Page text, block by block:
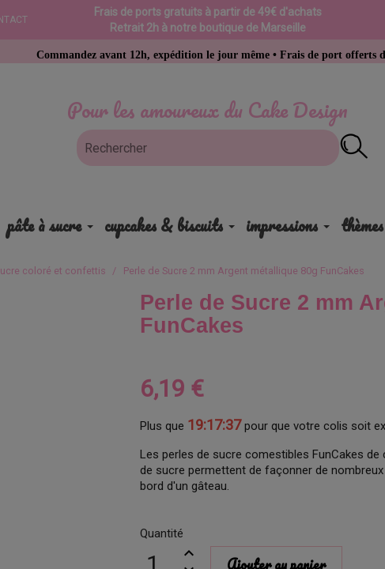
Frais de ports gratuits à partir de 49€ d'achats
Retrait 2h à notre boutique de Marseille
Pour les amoureux du Cake Design
avant 12h, expédition le jour même • Frais de port offerts dès 49 €
pâte à sucre cupcakes & biscuits impressions thèmes
coloré et confettis Perle de Sucre 2 mm Argent métallique 80g FunCakes
Perle de Sucre 2 mm
FunCakes
6,19 €
Plus que 19:17:36pour que votre colis soit
Les perles de sucre comestibles FunCakes
de sucre permettent de façonner de
bord d'un gâteau.
Quantité
Ajouter au panier